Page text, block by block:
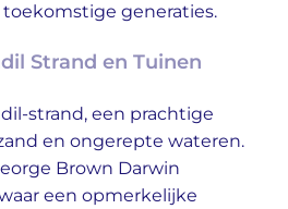
generaties.
Strand en Tuinen
strand, een prachtige
en ongerepte wateren.
Brown Darwin
een opmerkelijke